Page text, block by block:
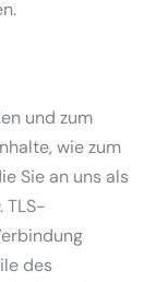
und zum
wie zum
Sie an uns als
TLS-
des